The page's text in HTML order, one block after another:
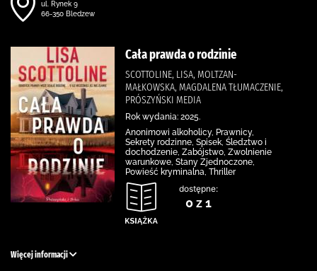
ul. Rynek 9
66-350 Bledzew
Cała prawda o rodzinie
SCOTTOLINE, LISA, MOLTZAN-
MAŁKOWSKA, MAGDALENA TŁUMACZENIE,
PRÓSZYŃSKI MEDIA
Rok wydania: 2025.
Anonimowi alkoholicy, Prawnicy,
Sekrety rodzinne, Spisek, Śledztwo i
dochodzenie, Zabójstwo, Zwolnienie
warunkowe, Stany Zjednoczone,
Powieść kryminalna, Thriller
dostępne:
0 z 1
Więcej informacji